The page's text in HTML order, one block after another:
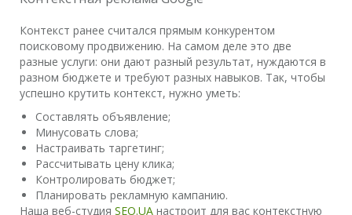
Контекст ранее считался прямым конкурентом
поисковому продвижению. На самом деле это две
разные услуги: они дают разный результат, нуждаются в
разном бюджете и требуют разных навыков. Так, чтобы
успешно крутить контекст, нужно уметь:
Составлять объявление;
Минусовать слова;
Настраивать таргетинг;
Рассчитывать цену клика;
Контролировать бюджет;
Планировать рекламную кампанию.
Наша веб-студия SEO.UA настроит для вас контекстную